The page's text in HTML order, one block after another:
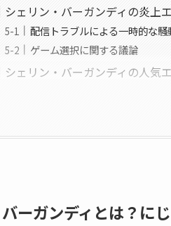
シェリン・バーガンディの炎上
配信トラブルによる一時的な騒
ゲーム選択に関する議論
シェリン・バーガンディの人気
ーガンディとは？に